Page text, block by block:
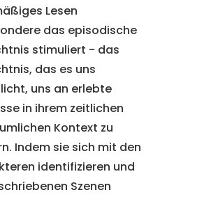
Lesen
das episodische
stimuliert - das
das es uns
uns an erlebte
in ihrem zeitlichen
Kontext zu
Indem sie sich mit den
identifizieren und
Szenen